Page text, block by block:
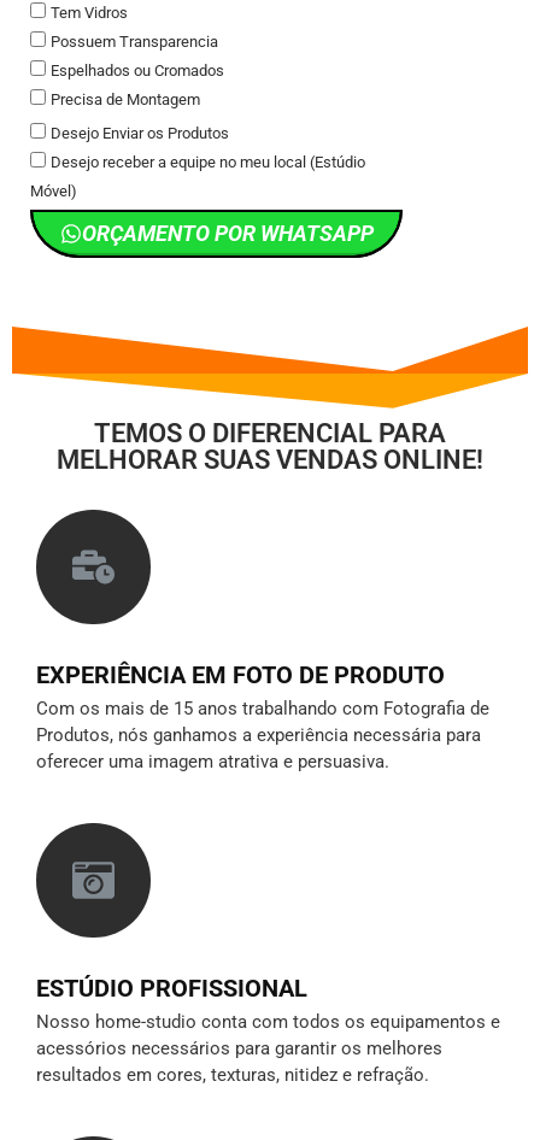
Tem Vidros
Possuem Transparencia
Espelhados ou Cromados
Precisa de Montagem
Desejo Enviar os Produtos
Desejo receber a equipe no meu local (Estúdio
Móvel)
ORÇAMENTO POR WHATSAPP
TEMOS O DIFERENCIAL PARA
MELHORAR SUAS VENDAS ONLINE!
EXPERIÊNCIA EM FOTO DE PRODUTO
Com os mais de 15 anos trabalhando com Fotografia de
Produtos, nós ganhamos a experiência necessária para
oferecer uma imagem atrativa e persuasiva.
ESTÚDIO PROFISSIONAL
Nosso home-studio conta com todos os equipamentos e
acessórios necessários para garantir os melhores
resultados em cores, texturas, nitidez e refração.